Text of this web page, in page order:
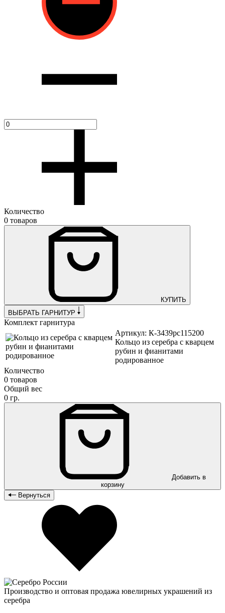
Количество
0 товаров
КУПИТЬ
ВЫБРАТЬ ГАРНИТУР
Комплект гарнитура
Артикул: К-3439рс115200
Кольцо из серебра с кварцем
рубин и фианитами
родированное
Количество
0 товаров
Общий вес
0 гр.
корзину
Вернуться
Производство и оптовая продажа ювелирных украшений из
серебра